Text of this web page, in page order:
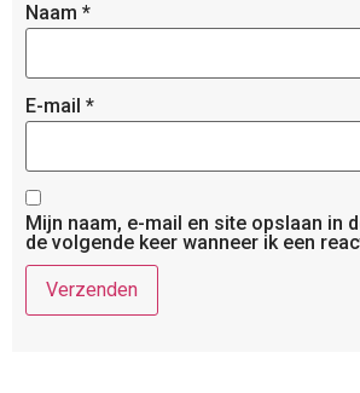
Naam *
E-mail *
Mijn naam, e-mail en site opslaan in
de volgende keer wanneer ik een